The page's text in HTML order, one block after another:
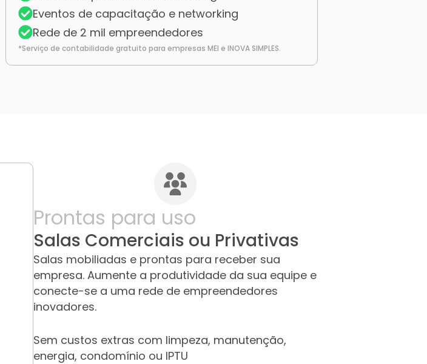
Eventos de capacitação e networking
Rede de 2 mil empreendedores
*Serviço de contabilidade gratuito para empresas MEI e INOVA SIMPLES.
Prontas para uso
Salas Comerciais ou Privativas
Salas mobiliadas e prontas para receber sua
empresa. Aumente a produtividade da sua equipe e
conecte-se a uma rede de empreendedores
inovadores.
Sem custos extras com limpeza, manutenção,
energia, condomínio ou IPTU